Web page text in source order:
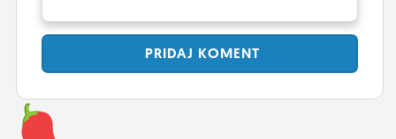
PRIDAJ KOMENT